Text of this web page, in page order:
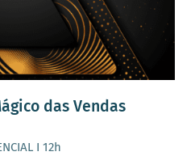
das Vendas
I 12h